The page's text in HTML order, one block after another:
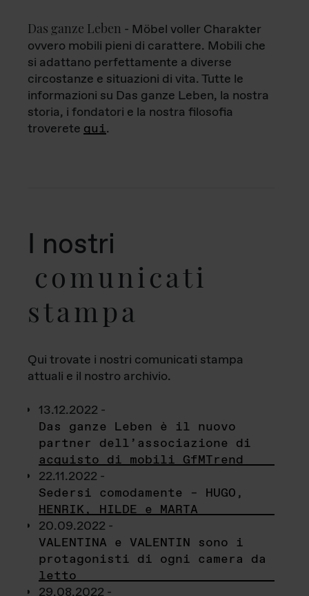
Das ganze Leben - Möbel voller Charakter
ovvero mobili pieni di carattere. Mobili che
si adattano perfettamente a diverse
circostanze e situazioni di vita. Tutte le
informazioni su Das ganze Leben, la nostra
storia, i fondatori e la nostra filosofia
troverete qui.
I nostri
comunicati
stampa
Qui trovate i nostri comunicati stampa
attuali e il nostro archivio.
13.12.2022 -
Das ganze Leben è il nuovo
partner dell’associazione di
acquisto di mobili GfMTrend
22.11.2022 -
Sedersi comodamente – HUGO,
HENRIK, HILDE e MARTA
20.09.2022 -
VALENTINA e VALENTIN sono i
protagonisti di ogni camera da
letto
29.08.2022 -